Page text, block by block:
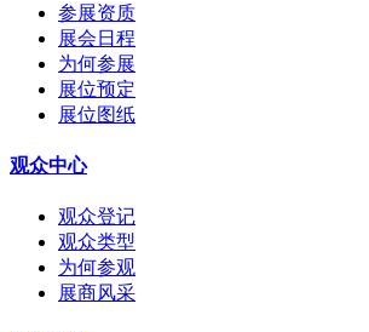
参展资质
展会日程
为何参展
展位预定
展位图纸
观众中心
观众登记
观众类型
为何参观
展商风采